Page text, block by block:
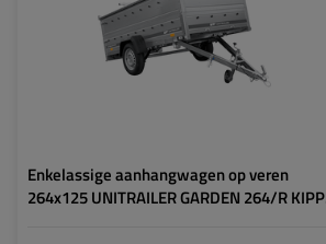
Enkelassige aanhangwagen op veren
264x125 UNITRAILER GARDEN 264/R KIPP
Breedte van de
laadoppervlak:
1256 mm
verhuizing / vervoer van
meubels ,
beroepsgoederenvervoer